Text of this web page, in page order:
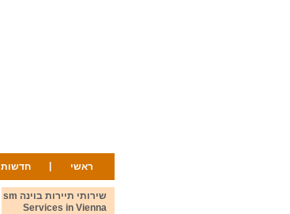
ראשי חדשות
שירותי תיירות בוינה sm
Services in Vienna